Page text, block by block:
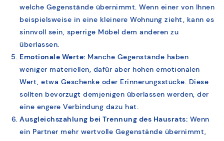
welche Gegenstände übernimmt. Wenn einer von Ihnen
beispielsweise in eine kleinere Wohnung zieht, kann es
sinnvoll sein, sperrige Möbel dem anderen zu
überlassen.
Emotionale Werte: Manche Gegenstände haben
weniger materiellen, dafür aber hohen emotionalen
Wert, etwa Geschenke oder Erinnerungsstücke. Diese
sollten bevorzugt demjenigen überlassen werden, der
eine engere Verbindung dazu hat.
Ausgleichszahlung bei Trennung des Hausrats: Wenn
ein Partner mehr wertvolle Gegenstände übernimmt,